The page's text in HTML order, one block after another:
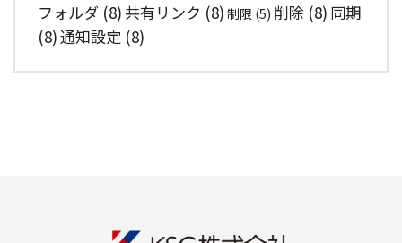
フォルダ (8) 共有リンク (8) 制限 (5) 削除 (8) 同期
(8)通知設定 (8)